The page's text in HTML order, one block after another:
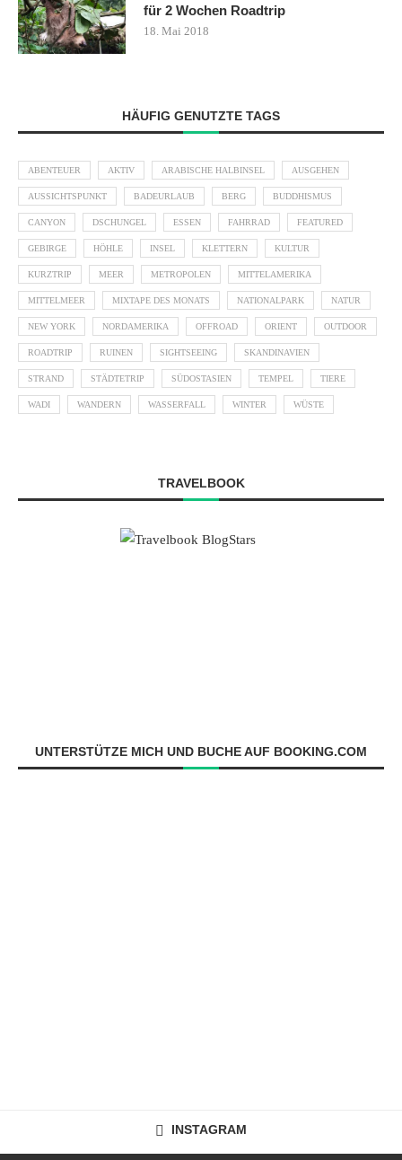
für 2 Wochen Roadtrip
18. Mai 2018
HÄUFIG GENUTZTE TAGS
ABENTEUER AKTIV ARABISCHE HALBINSEL AUSGEHEN
AUSSICHTSPUNKT BADEURLAUB BERG BUDDHISMUS
CANYON DSCHUNGEL ESSEN FAHRRAD FEATURED
GEBIRGE HÖHLE INSEL KLETTERN KULTUR
KURZTRIP MEER METROPOLEN MITTELAMERIKA
MITTELMEER MIXTAPE DES MONATS NATIONALPARK NATUR
NEW YORK NORDAMERIKA OFFROAD ORIENT OUTDOOR
ROADTRIP RUINEN SIGHTSEEING SKANDINAVIEN
STRAND STÄDTETRIP SÜDOSTASIEN TEMPEL TIERE
WADI WANDERN WASSERFALL WINTER WÜSTE
TRAVELBOOK
UNTERSTÜTZE MICH UND BUCHE AUF BOOKING.COM
INSTAGRAM